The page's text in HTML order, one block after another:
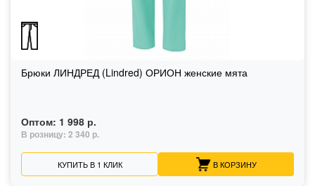
Брюки ЛИНДРЕД (Lindred) ОРИОН женские мята
Оптом: 1 998 р.
В розницу: 2 340 р.
КУПИТЬ В 1 КЛИК В КОРЗИНУ